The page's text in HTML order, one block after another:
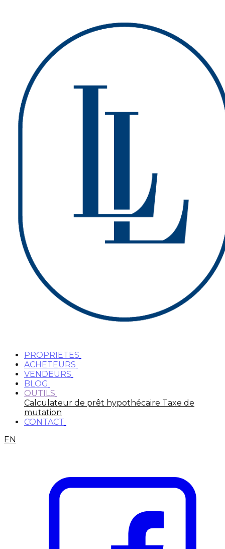
PROPRIETES
ACHETEURS
VENDEURS
BLOG
OUTILS
Calculateur de prêt hypothécaire Taxe de
mutation
CONTACT
EN